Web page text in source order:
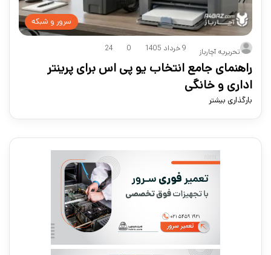
سرور و شبکه
تحریریه آچارباز 9 خرداد 1405 0
24
راهنمای جامع انتخاب یو پی اس برای پرینتر
اداری و خانگی
بارگذاری بیشتر